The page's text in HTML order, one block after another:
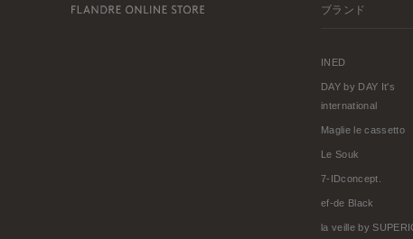
ブランド
INED
DAY by DAY It's
international
Maglie le cassetto
Le Souk
7-IDconcept.
ef-de Black
la veille by